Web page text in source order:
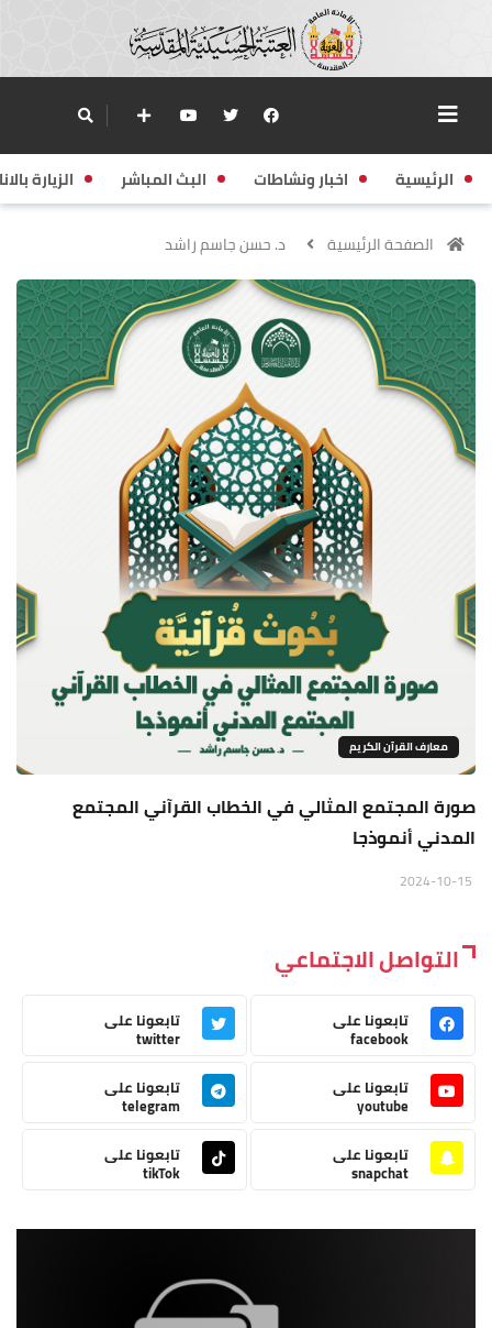
الرئيسية اخبار ونشاطات البث المباشر الزيارة
الصفحة الرئيسية د. حسن جاسم راشد
معارف القرآن الكريم
صورة المجتمع المثالي في الخطاب القرآني المجتمع
المدني أنموذجا
التواصل الاجتماعي
تابعونا على
facebook
تابعونا على
twitter
تابعونا على
youtube
تابعونا على
telegram
تابعونا على
snapchat
تابعونا على
tikTok